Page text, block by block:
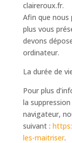
claireroux.fr.
Afin que nous
plus vous
devons
ordinateur.
La durée de
Pour plus
la
navigateur,
suivant :
les-maitriser.